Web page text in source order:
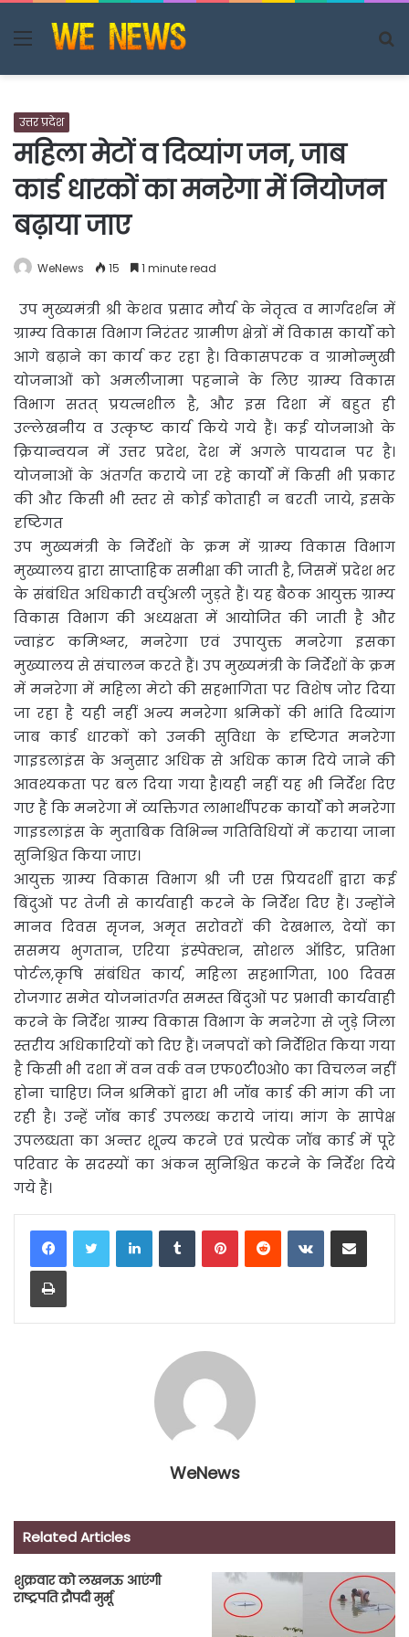
Menu
उत्तर प्रदेश
महिला मेटों व दिव्यांग जन, जाब
कार्ड धारकों का मनरेगा में नियोजन
बढ़ाया जाए
WeNews 15 1 minute read
उप मुख्यमंत्री श्री केशव प्रसाद मौर्य के नेतृत्व व मार्गदर्शन में
ग्राम्य विकास विभाग निरंतर ग्रामीण क्षेत्रों मेंविकास कार्यों को
आगे बढ़ाने का कार्य कर रहा है। विकासपरक व ग्रामोन्मुखी
योजनाओं को अमलीजामा पहनाने के लिए ग्राम्य विकास
विभाग सतत् प्रयत्नशील है, और इस दिशा में बहुत ही
उल्लेखनीय व उत्कृष्ट कार्य किये गये हैं। कई योजनाओ के
क्रियान्वयन में उत्तर प्रदेश, देश में अगले पायदान पर है।
योजनाओं के अंतर्गत कराये जा रहे कार्यों में किसी भी प्रकार
की और किसी भी स्तर से कोई कोताही न बरती जाये, इसके
दृष्टिगत
उप मुख्यमंत्री के निर्देशों के क्रम में ग्राम्य विकास विभाग
मुख्यालय द्वारा साप्ताहिक समीक्षा की जाती है, जिसमें प्रदेश भर
के संबंधित अधिकारी वर्चुअली जुड़ते हैं। यह बैठक आयुक्त ग्राम्य
विकास विभाग की अध्यक्षता में आयोजित की जाती है और
ज्वाइंट कमिश्नर, मनरेगा एवं उपायुक्त मनरेगा इसका
मुख्यालय से संचालन करते हैं। उप मुख्यमंत्री के निर्देशों के क्रम
में मनरेगा में महिला मेटो की सहभागिता पर विशेष जोर दिया
जा रहा है यही नहीं अन्य मनरेगा श्रमिकों की भांति दिव्यांग
जाब कार्ड धारकों को उनकी सुविधा के दृष्टिगत मनरेगा
गाइडलाइंस के अनुसार अधिक से अधिक काम दिये जाने की
आवश्यकता पर बल दिया गया है।यही नहीं यह भी निर्देश दिए
गए हैं कि मनरेगा में व्यक्तिगत लाभार्थीपरक कार्यों को मनरेगा
गाइडलाइंस के मुताबिक विभिन्न गतिविधियों में कराया जाना
सुनिश्चित किया जाए।
आयुक्त ग्राम्य विकास विभाग श्री जी एस प्रियदर्शी द्वारा कई
बिंदुओं पर तेजी से कार्यवाही करने के निर्देश दिए हैं। उन्होंने
मानव दिवस सृजन, अमृत सरोवरों की देखभाल, देयों का
ससमय भुगतान, एरिया इंस्पेक्शन, सोशल ऑडिट, प्रतिभा
पोर्टल,कृषि संबंधित कार्य, महिला सहभागिता, 100 दिवस
रोजगार समेत योजनांतर्गत समस्त बिंदुओं पर प्रभावी कार्यवाही
करने के निर्देश ग्राम्य विकास विभाग के मनरेगा से जुड़े जिला
स्तरीय अधिकारियों को दिए हैं। जनपदों को निर्देशित किया गया
है किसी भी दशा में वन वर्क वन एफ0टी0ओ0 का विचलन नहीं
होना चाहिए। जिन श्रमिकों द्वारा भी जॉब कार्ड की मांग की जा
रही है। उन्हें जॉब कार्ड उपलब्ध कराये जांय। मांग के सापेक्ष
उपलब्धता का अन्तर शून्य करने एवं प्रत्येक जॉब कार्ड में पूरे
परिवार के सदस्यों का अंकन सुनिश्चित करने के निर्देश दिये
गये हैं।
LinkedInTumblrPinterestReddit VKontakteShare via Email
Print
WeNews
Related Articles
शुक्रवार को लखनऊ आएंगी
राष्ट्रपति द्रौपदी मुर्मू